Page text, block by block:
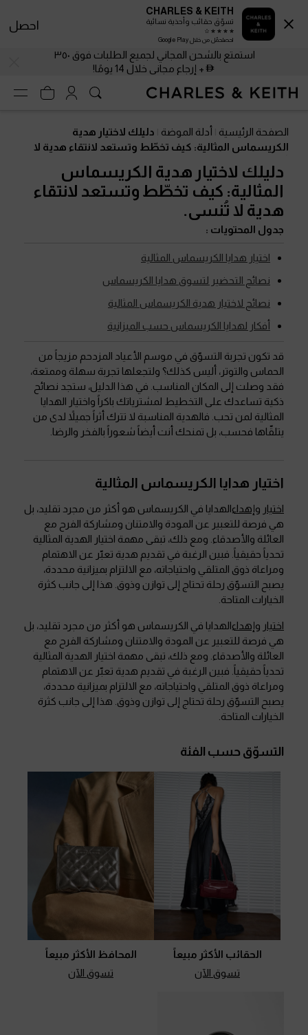
استمتع بالشحن المجاني لجميع الطلبات فوق ٣٥٠
+ إرجاع مجاني خلال 14 يومًا!
الصفحة الرئيسية أدلة الموضة
دليلك لاختيار هدية
الكريسماس المثالية: كيف تخطّط وتستعد لانتقاء هدية لا
دليلك لاختيار هدية الكريسماس
المثالية: كيف تخطّط وتستعد لانتقاء
هدية لا تُنسى.
جدول المحتويات :
اختيار هدايا الكريسماس المثالية
نصائح التحضير لتسوق هدايا الكريسماس
نصائح لاختيار هدية الكريسماس المثالية
أفكار لهدايا الكريسماس حسب الميزانية
قد تكون تجربة التسوّق في موسم الأعياد المزدحم مزيجاً من
الحماس والتوتر، أليس كذلك؟ ولتجعلها تجربة سهلة وممتعة،
فقد وصلت إلى المكان المناسب. في هذا الدليل، ستجد نصائح
ذكية تساعدك على التخطيط لمشترياتك باكراً واختيار الهدايا
المثالية لمن تحب. فالهدية المناسبة لا تترك أثراً جميلاً لدى من
يتلقّاها فحسب، بل تمنحك أنت أيضاً شعوراً بالفخر والرضا.
اختيار هدايا الكريسماس المثالية
اختيار وإهداءالهدايا في الكريسماس هو أكثر من مجرد تقليد، بل
هي فرصة للتعبير عن المودة والامتنان ومشاركة الفرح مع
العائلة والأصدقاء. ومع ذلك، تبقى مهمة اختيار الهدية المثالية
تحدياً حقيقياً. فبين الرغبة في تقديم هدية تعبّر عن الاهتمام
ومراعاة ذوق المتلقي واحتياجاته، مع الالتزام بميزانية محددة،
يصبح التسوّق رحلة تحتاج إلى توازن وذوق. هذا إلى جانب كثرة
الخيارات المتاحة.
اختيار وإهداءالهدايا في الكريسماس هو أكثر من مجرد تقليد، بل
هي فرصة للتعبير عن المودة والامتنان ومشاركة الفرح مع
العائلة والأصدقاء. ومع ذلك، تبقى مهمة اختيار الهدية المثالية
تحدياً حقيقياً. فبين الرغبة في تقديم هدية تعبّر عن الاهتمام
ومراعاة ذوق المتلقي واحتياجاته، مع الالتزام بميزانية محددة،
يصبح التسوّق رحلة تحتاج إلى توازن وذوق. هذا إلى جانب كثرة
الخيارات المتاحة.
التسوّق حسب الفئة
الحقائب الأكثر مبيعاً
تسوق الآن
المحافظ الأكثر مبيعاً
تسوق الآن
CHARLES & KEITH
تسوّق حقائب وأحذية نسائية
احصلحمّل من خلال Google Play
احصل